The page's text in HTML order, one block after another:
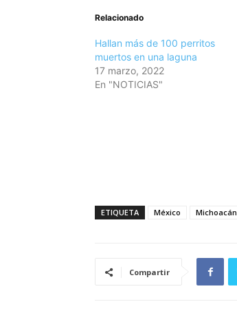
Relacionado
Hallan más de 100 perritos
muertos en una laguna
17 marzo, 2022
En "NOTICIAS"
ETIQUETA México Michoacán
Compartir